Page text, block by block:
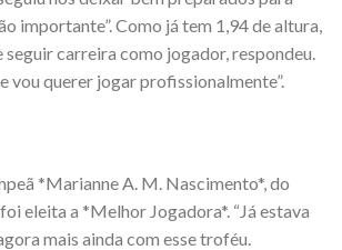
importante”. Como já tem 1,94 de altura,
carreira como jogador, respondeu.
vou querer jogar profissionalmente”.
*Marianne A. M. Nascimento*, do
eleita a *Melhor Jogadora*. “Já estava
mais ainda com esse troféu.